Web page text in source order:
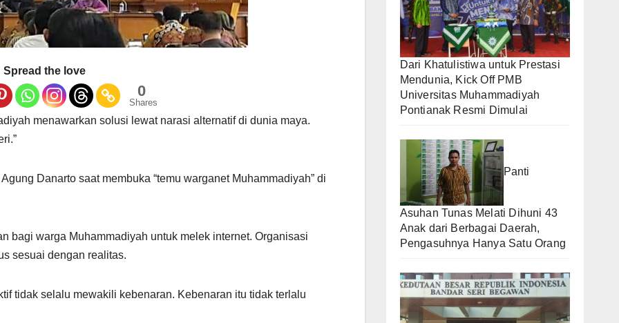
Spread the love
0
Shares
menawarkan solusi lewat narasi alternatif di dunia maya.
Danarto saat membuka “temu warganet Muhammadiyah” di
bagi warga Muhammadiyah untuk melek internet. Organisasi
sesuai dengan realitas.
tidak selalu mewakili kebenaran. Kebenaran itu tidak terlalu
Dari Khatulistiwa untuk Prestasi
Mendunia, Kick Off PMB
Universitas Muhammadiyah
Pontianak Resmi Dimulai
Panti
Asuhan Tunas Melati Dihuni 43
Anak dari Berbagai Daerah,
Pengasuhnya Hanya Satu Orang